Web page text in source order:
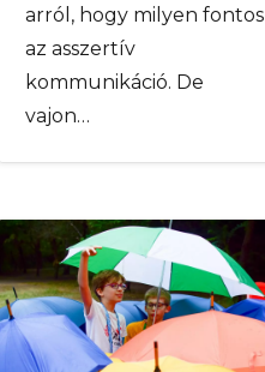
arról, hogy milyen fontos
az asszertív
kommunikáció. De
vajon…